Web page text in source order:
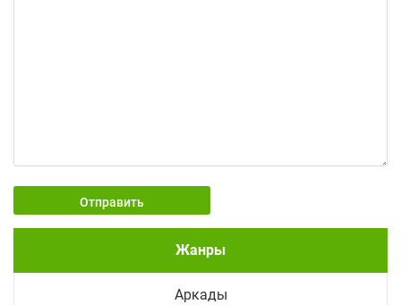
Отправить
Жанры
Аркады